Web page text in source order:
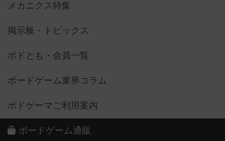
メカニクス特集
掲示板・トピックス
ボドとも・会員一覧
ボードゲーム業界コラム
ボドゲーマご利用案内
ボードゲーム通販